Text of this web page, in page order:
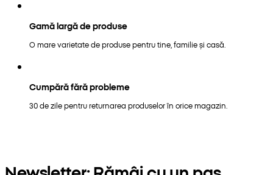
Gamă largă de produse
O mare varietate de produse pentru tine, familie și casă.
Cumpără fără probleme
30 de zile pentru returnarea produselor în orice magazin.